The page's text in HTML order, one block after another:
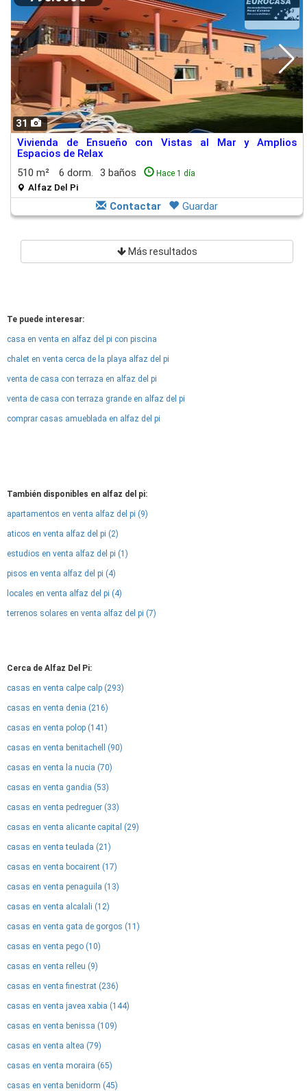
31
Vivienda de Ensueño con Vistas al Mar y Amplios
Espacios de Relax
510 m²
6 dorm. 3 baños Hace 1 día
Alfaz Del Pi
Contactar Guardar
Más resultados
Te puede interesar:
casa en venta en alfaz del pi con piscina
chalet en venta cerca de la playa alfaz del pi
venta de casa con terraza en alfaz del pi
venta de casa con terraza grande en alfaz del pi
comprar casas amueblada en alfaz del pi
También disponibles en alfaz del pi:
apartamentos en venta alfaz del pi (9)
aticos en venta alfaz del pi (2)
estudios en venta alfaz del pi (1)
pisos en venta alfaz del pi (4)
locales en venta alfaz del pi (4)
terrenos solares en venta alfaz del pi (7)
Cerca de Alfaz Del Pi:
casas en venta calpe calp (293)
casas en venta denia (216)
casas en venta polop (141)
casas en venta benitachell (90)
casas en venta la nucia (70)
casas en venta gandia (53)
casas en venta pedreguer (33)
casas en venta alicante capital (29)
casas en venta teulada (21)
casas en venta bocairent (17)
casas en venta penaguila (13)
casas en venta alcalali (12)
casas en venta gata de gorgos (11)
casas en venta pego (10)
casas en venta relleu (9)
casas en venta finestrat (236)
casas en venta javea xabia (144)
casas en venta benissa (109)
casas en venta altea (79)
casas en venta moraira (65)
casas en venta benidorm (45)